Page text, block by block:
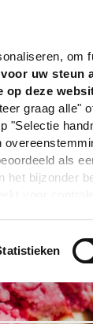
om
uw steun
deze
graag alle"
"Selectie
als
het bijzonder
|